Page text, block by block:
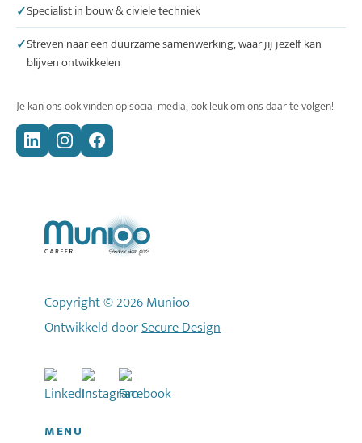
Specialist in bouw & civiele techniek
Streven naar een duurzame samenwerking, waar jij jezelf kan
blijven ontwikkelen
Je kan ons ook vinden op social media, ook leuk om ons daar te volgen!
Copyright © 2026 Munioo
Ontwikkeld doorSecure Design
MENU